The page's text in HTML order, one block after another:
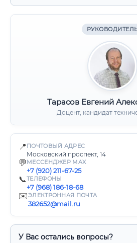
Тарасов Евгений
Доцент, кандидат
📍 ПОЧТОВЫЙ АДРЕС
Московский проспект, 14
💬 МЕССЕНДЖЕР MAX
+7 (920) 211-67-25
📞ТЕЛЕФОНЫ
+7 (968) 186-18-68
✉️ЭЛЕКТРОННАЯ ПОЧТА
382652@mail.ru
У Вас остались вопросы?